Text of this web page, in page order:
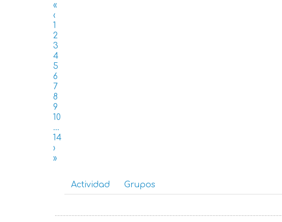
«
‹
1
2
3
4
5
6
7
8
9
10
...
14
›
»
Actividad Grupos